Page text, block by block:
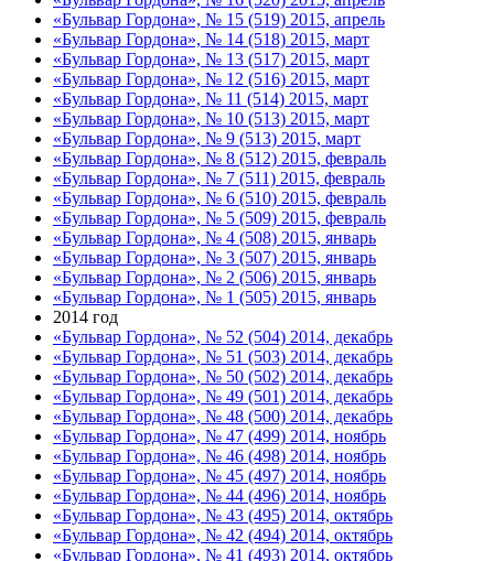
«Бульвар Гордона», № 15 (519) 2015, апрель
«Бульвар Гордона», № 14 (518) 2015, март
«Бульвар Гордона», № 13 (517) 2015, март
«Бульвар Гордона», № 12 (516) 2015, март
«Бульвар Гордона», № 11 (514) 2015, март
«Бульвар Гордона», № 10 (513) 2015, март
«Бульвар Гордона», № 9 (513) 2015, март
«Бульвар Гордона», № 8 (512) 2015, февраль
«Бульвар Гордона», № 7 (511) 2015, февраль
«Бульвар Гордона», № 6 (510) 2015, февраль
«Бульвар Гордона», № 5 (509) 2015, февраль
«Бульвар Гордона», № 4 (508) 2015, январь
«Бульвар Гордона», № 3 (507) 2015, январь
«Бульвар Гордона», № 2 (506) 2015, январь
«Бульвар Гордона», № 1 (505) 2015, январь
2014 год
«Бульвар Гордона», № 52 (504) 2014, декабрь
«Бульвар Гордона», № 51 (503) 2014, декабрь
«Бульвар Гордона», № 50 (502) 2014, декабрь
«Бульвар Гордона», № 49 (501) 2014, декабрь
«Бульвар Гордона», № 48 (500) 2014, декабрь
«Бульвар Гордона», № 47 (499) 2014, ноябрь
«Бульвар Гордона», № 46 (498) 2014, ноябрь
«Бульвар Гордона», № 45 (497) 2014, ноябрь
«Бульвар Гордона», № 44 (496) 2014, ноябрь
«Бульвар Гордона», № 43 (495) 2014, октябрь
«Бульвар Гордона», № 42 (494) 2014, октябрь
«Бульвар Гордона», № 41 (493) 2014, октябрь